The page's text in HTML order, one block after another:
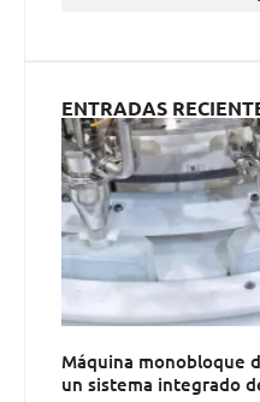
ENTRADAS
Máquina monobloque
un sistema integrado